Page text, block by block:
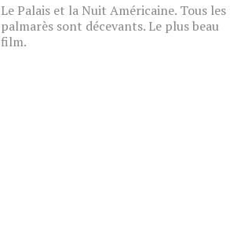
Le Palais et la Nuit Américaine. Tous les
palmarès sont décevants. Le plus beau
film.